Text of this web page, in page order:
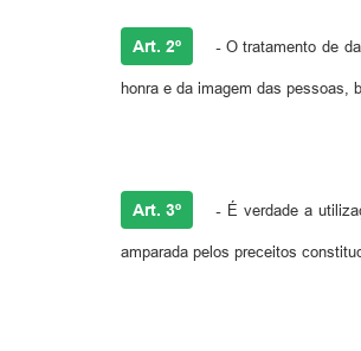
Art. 2º -O tratamento de
honra e da imagem das pessoas,
Art. 3º -É verdade a
amparada pelos preceitos